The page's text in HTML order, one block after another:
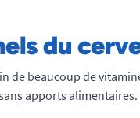
du
de beaucoup de
apports